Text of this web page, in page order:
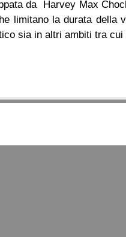
da Harvey Max
limitano la durata della
sia in altri ambiti tra cui